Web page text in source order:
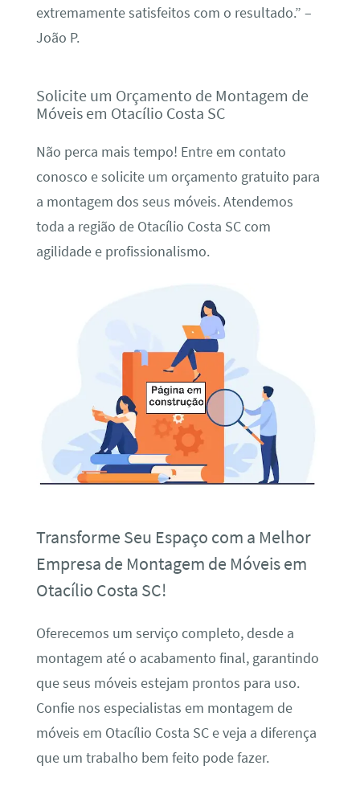
extremamente satisfeitos com o resultado.” –
João P.
Solicite um Orçamento de Montagem de
Móveis em Otacílio Costa SC
Não perca mais tempo! Entre em contato
conosco e solicite um orçamento gratuito para
a montagem dos seus móveis. Atendemos
toda a região de Otacílio Costa SC com
agilidade e profissionalismo.
Transforme Seu Espaço com a Melhor
Empresa de Montagem de Móveis em
Otacílio Costa SC!
Oferecemos um serviço completo, desde a
montagem até o acabamento final, garantindo
que seus móveis estejam prontos para uso.
Confie nos especialistas em montagem de
móveis em Otacílio Costa SC e veja a diferença
que um trabalho bem feito pode fazer.